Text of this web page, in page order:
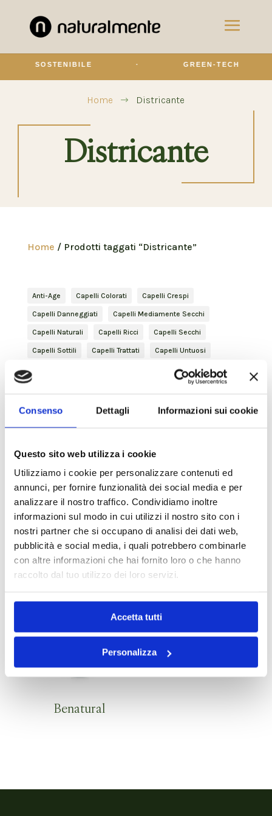
Consenso Dettagli Informazioni sui cookie
Questo sito web utilizza i cookie
Utilizziamo i cookie per personalizzare contenuti ed
annunci, per fornire funzionalità dei social media e per
analizzare il nostro traffico. Condividiamo inoltre
informazioni sul modo in cui utilizzi il nostro sito con i
nostri partner che si occupano di analisi dei dati web,
pubblicità e social media, i quali potrebbero combinarle
con altre informazioni che hai fornito loro o che hanno
raccolto dal tuo utilizzo dei loro servizi.
Accetta tutti
Personalizza
SOSTENIBILE GREEN-TECH
Home $ Districante
Districante
Home / Prodotti taggati “Districante”
Anti-Age Capelli Colorati Capelli Crespi
Capelli Danneggiati Capelli Mediamente Secchi
Capelli Naturali Capelli Ricci Capelli Secchi
Capelli Sottili Capelli Trattati Capelli Untuosi
Cute Arrossata
Detersione
Finishing Forfora Gentleman
Maschera Nature Inside percorso
Percorso idratante profondo Percorso Nutriente Profondo
Revitalizing rinforzante Shampoo Shaving
Skincare Spray Styling Voluminosità
Benatural